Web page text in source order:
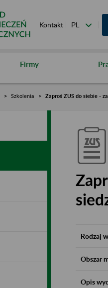
Kontakt
Firmy
Szkolenia Zaproś ZUS do siebie -
Rodzaj
Obszar
Opis